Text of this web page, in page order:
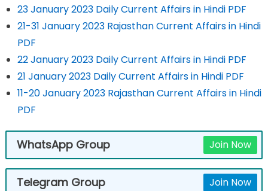
23 January 2023 Daily Current Affairs in Hindi PDF
21-31 January 2023 Rajasthan Current Affairs in Hindi
PDF
22 January 2023 Daily Current Affairs in Hindi PDF
21 January 2023 Daily Current Affairs in Hindi PDF
11-20 January 2023 Rajasthan Current Affairs in Hindi
PDF
WhatsApp Group Join Now
Telegram Group Join Now